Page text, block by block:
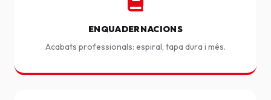
ENQUADERNACIONS
Acabats professionals: espiral, tapa dura i més.